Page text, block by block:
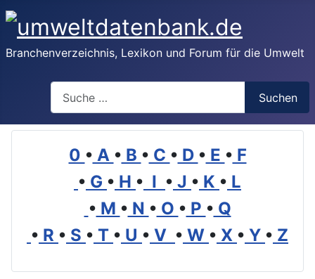
Branchenverzeichnis, Lexikon und Forum für die Umwelt
Suchen
0 • A • B • C • D • E • F
• G • H • I • J • K • L
• M • N • O • P • Q
• R • S • T • U • V • W • X • Y • Z